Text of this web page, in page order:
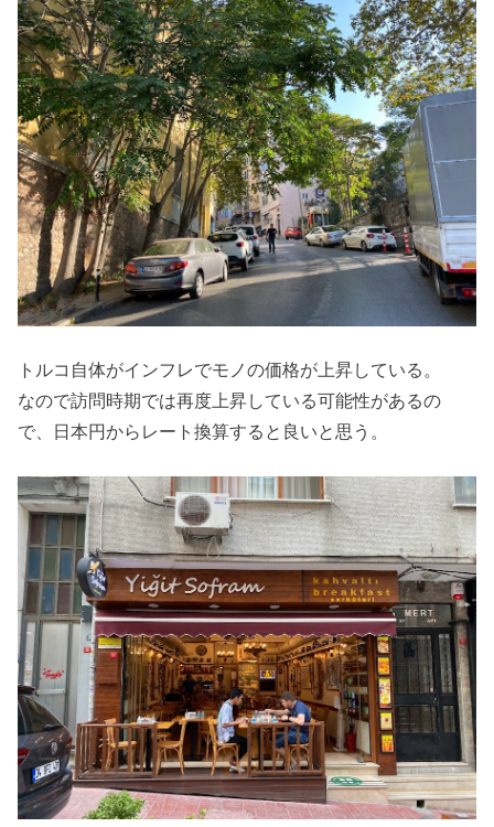
トルコ自体がインフレでモノの価格が上昇している。
なので訪問時期では再度上昇している可能性があるの
で、日本円からレート換算すると良いと思う。